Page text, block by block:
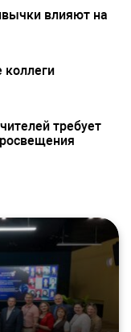
влияют на
коллеги
требует